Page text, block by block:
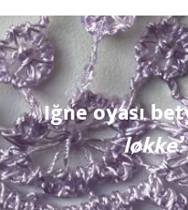
Iğne oyası
løkke’